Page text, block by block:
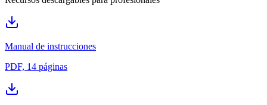
Manual de instrucciones
PDF, 14 páginas